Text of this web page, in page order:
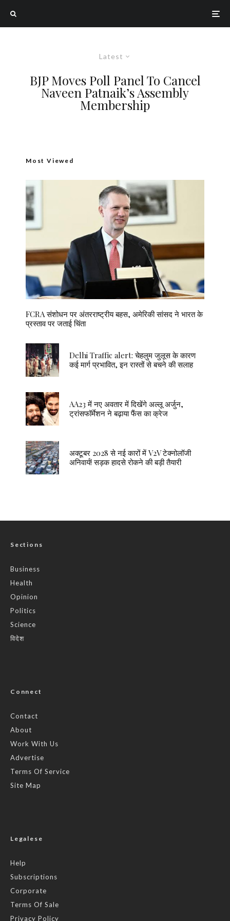
Latest
BJP Moves Poll Panel To Cancel
Naveen Patnaik’s Assembly
Membership
Most Viewed
FCRA संशोधन पर अंतरराष्ट्रीय बहस, अमेरिकी सांसद ने भारत के
प्रस्ताव पर जताई चिंता
Delhi Traffic alert: चेहलुम जुलूस के कारण
कई मार्ग प्रभावित, इन रास्तों से बचने की सलाह
AA23 में नए अवतार में दिखेंगे अल्लू अर्जुन,
ट्रांसफॉर्मेशन ने बढ़ाया फैंस का क्रेज
अक्टूबर 2028 से नई कारों में V2V टेक्नोलॉजी
अनिवार्य! सड़क हादसे रोकने की बड़ी तैयारी
Sections
Business
Health
Opinion
Politics
Science
विदेश
Connect
Contact
About
Work With Us
Advertise
Terms Of Service
Site Map
Legalese
Help
Subscriptions
Corporate
Terms Of Sale
Privacy Policy